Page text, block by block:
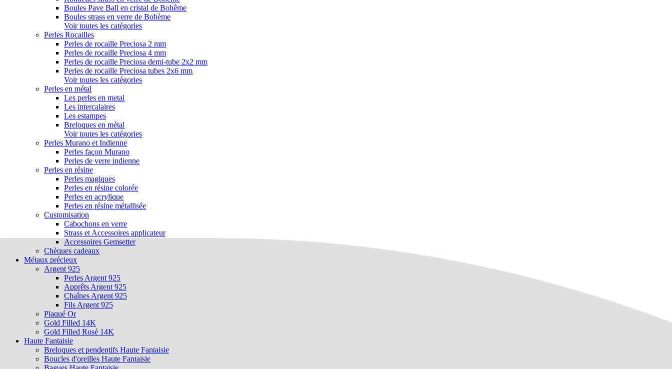
Boules Pave Ball en cristal de Bohême
Boules strass en verre de Bohème
Voir toutes les catégories
Perles Rocailles
Perles de rocaille Preciosa 2 mm
Perles de rocaille Preciosa 4 mm
Perles de rocaille Preciosa demi-tube 2x2 mm
Perles de rocaille Preciosa tubes 2x6 mm
Voir toutes les catégories
Perles en métal
Les perles en metal
Les intercalaires
Les estampes
Breloques en métal
Voir toutes les catégories
Perles Murano et Indienne
Perles façon Murano
Perles de verre indienne
Perles en résine
Perles magiques
Perles en résine colorée
Perles en acrylique
Perles en résine métallisée
Customisation
Cabochons en verre
Strass et Accessoires applicateur
Accessoires Gemsetter
Chèques cadeaux
Métaux précieux
Argent 925
Perles Argent 925
Apprêts Argent 925
Chaînes Argent 925
Fils Argent 925
Plaqué Or
Gold Filled 14K
Gold Filled Rosé 14K
Haute Fantaisie
Breloques et pendentifs Haute Fantaisie
Boucles d'oreilles Haute Fantaisie